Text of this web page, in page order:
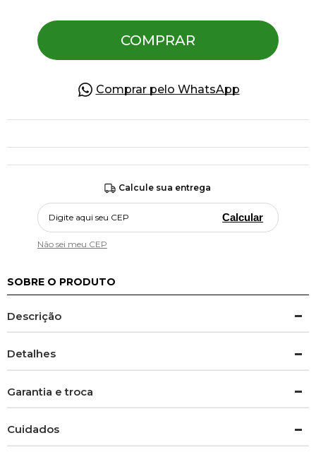
COMPRAR
Comprar pelo WhatsApp
Calcule sua entrega
Calcular
Não sei meu CEP
SOBRE O PRODUTO
Descrição
Detalhes
Garantia e troca
Cuidados